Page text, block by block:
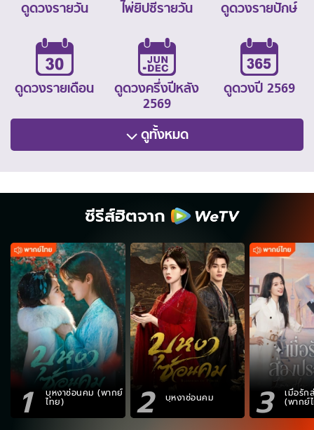
ดูดวงรายวัน ไพ่ยิปซีรายวัน ดูดวงรายปักษ์
ดูดวงรายเดือน
ดูดวงครึ่งปีหลัง
2569
ดูดวงปี 2569
ดูทั้งหมด
ซีรีส์ฮิตจาก
1 บุหงาซ่อนคม (พากย์
ไทย) 2 บุหงาซ่อนคม 3 เมื่อรัก
(พากย์